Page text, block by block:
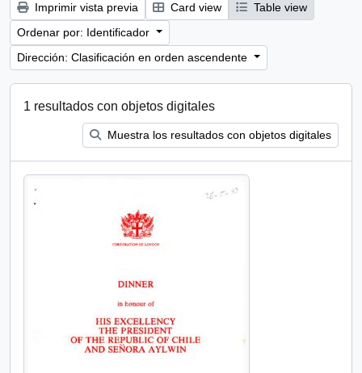
Imprimir vista previa Card view
Table view
Ordenar por: Identificador
Dirección: Clasificación en orden ascendente
1 resultados con objetos digitales
Muestra los resultados con objetos digitales